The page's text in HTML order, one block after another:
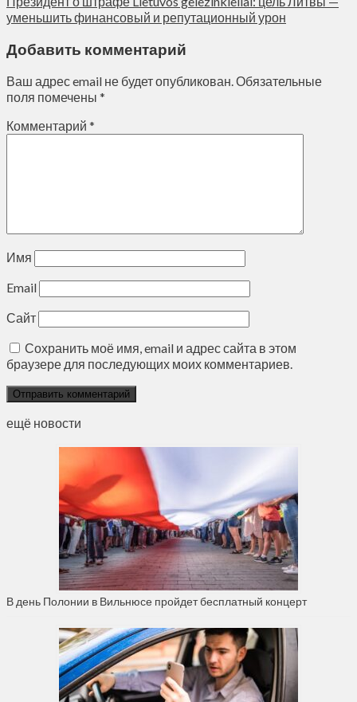
уменьшить финансовый и репутационный урон
Добавить комментарий
Ваш адрес email не будет опубликован.Обязательные
поля помечены *
Комментарий *
Имя
Email
Сайт
Сохранить моё имя, email и адрес сайта в этом
браузере для последующих моих комментариев.
ещё новости
В день Полонии в Вильнюсе пройдет бесплатный концерт